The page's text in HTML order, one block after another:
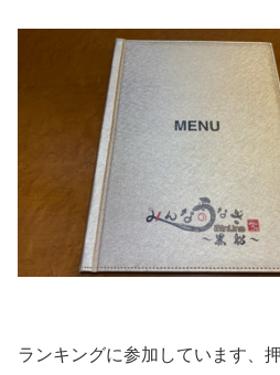
ランキングに参加しています、